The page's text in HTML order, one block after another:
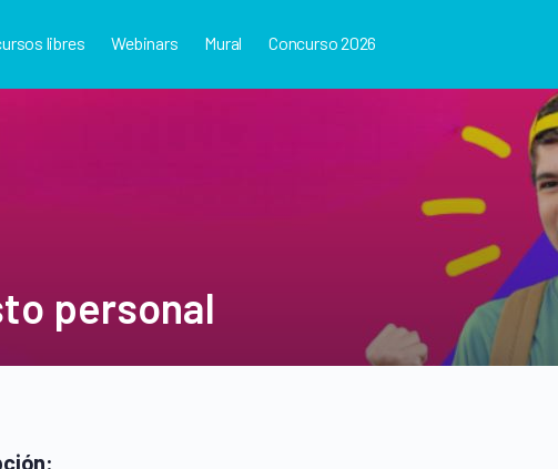
libres Webinars Mural Concurso 2026
personal